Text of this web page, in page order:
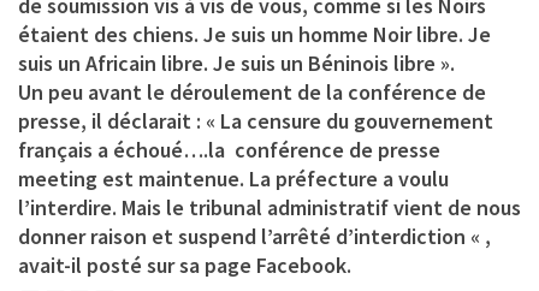
étaient des chiens. Je suis un homme Noir libre. Je
suis un Africain libre. Je suis un Béninois libre ».
Un peu avant le déroulement de la conférence de
presse, il déclarait : « La censure du gouvernement
français a échoué….la conférence de presse
meeting est maintenue. La préfecture a voulu
l’interdire. Mais le tribunal administratif vient de nous
donner raison et suspend l’arrêté d’interdiction « ,
avait-il posté sur sa page Facebook.